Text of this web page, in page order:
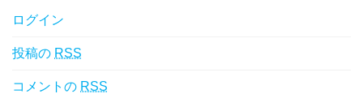
ログイン
投稿の RSS
コメントの RSS